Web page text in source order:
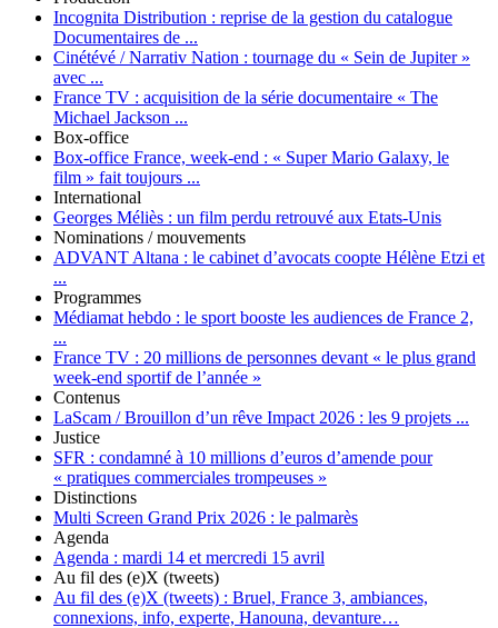
Incognita Distribution : reprise de la gestion du catalogue
Documentaires de ...
Cinétévé / Narrativ Nation : tournage du « Sein de Jupiter »
avec ...
France TV : acquisition de la série documentaire « The
Michael Jackson ...
Box-office
Box-office France, week-end : « Super Mario Galaxy, le
film » fait toujours ...
International
Georges Méliès : un film perdu retrouvé aux Etats-Unis
Nominations / mouvements
ADVANT Altana : le cabinet d’avocats coopte Hélène Etzi et
...
Programmes
Médiamat hebdo : le sport booste les audiences de France 2,
...
France TV : 20 millions de personnes devant « le plus grand
week-end sportif de l’année »
Contenus
LaScam / Brouillon d’un rêve Impact 2026 : les 9 projets ...
Justice
SFR : condamné à 10 millions d’euros d’amende pour
« pratiques commerciales trompeuses »
Distinctions
Multi Screen Grand Prix 2026 : le palmarès
Agenda
Agenda : mardi 14 et mercredi 15 avril
Au fil des (e)X (tweets)
Au fil des (e)X (tweets) : Bruel, France 3, ambiances,
connexions, info, experte, Hanouna, devanture…